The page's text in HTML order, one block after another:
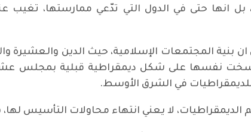
انها حتى في الدول التي تدّعي ممارستها، تغيب
ان بنية المجتمعات الإسلامية، حيث الدين والعشيرة
نفسها على شكل ديمقراطية قبلية بمجلس
للديمقراطيات في الشرق الأوسط.
لا يعني انتهاء محاولات التأسيس